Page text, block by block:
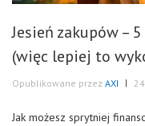
Jesień zakupów –
(więc lepiej to
Opublikowane przez AXI |
Jak możesz sprytniej